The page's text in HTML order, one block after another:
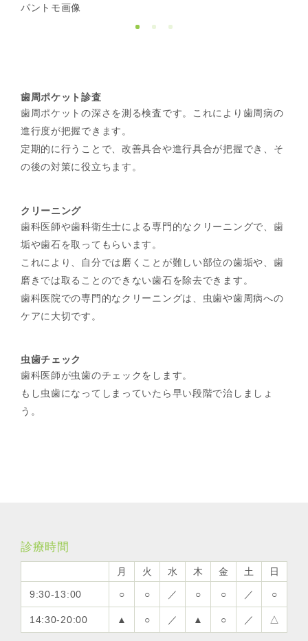
パントモ画像
歯周ポケット診査
歯周ポケットの深さを測る検査です。これにより歯周病の
進行度が把握できます。
定期的に行うことで、改善具合や進行具合が把握でき、そ
の後の対策に役立ちます。
クリーニング
歯科医師や歯科衛生士による専門的なクリーニングで、歯
垢や歯石を取ってもらいます。
これにより、自分では磨くことが難しい部位の歯垢や、歯
磨きでは取ることのできない歯石を除去できます。
歯科医院での専門的なクリーニングは、虫歯や歯周病への
ケアに大切です。
虫歯チェック
歯科医師が虫歯のチェックをします。
もし虫歯になってしまっていたら早い段階で治しましょ
う。
診療時間
月 火 水 木 金 土 日
9:30-13:00 ○ ○ ／ ○ ○ ／ ○
14:30-20:00 ▲ ○ ／ ▲ ○ ／ △